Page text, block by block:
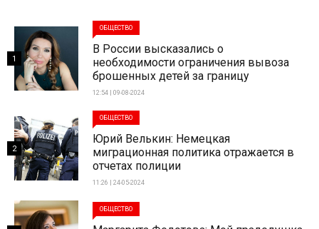
ОБЩЕСТВО
В России высказались о
необходимости ограничения вывоза
брошенных детей за границу
12:54 | 09-08-2024
1
ОБЩЕСТВО
Юрий Велькин: Немецкая
миграционная политика отражается в
отчетах полиции
11:26 | 24-05-2024
2
ОБЩЕСТВО